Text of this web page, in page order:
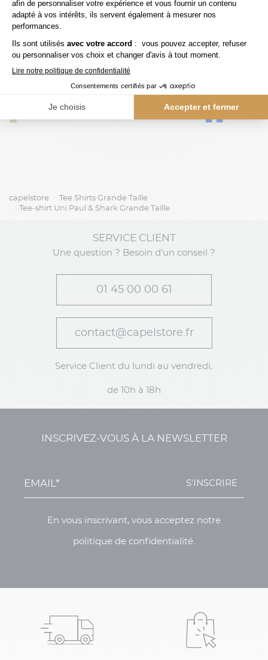
Tee-Shirt Uni Grande Taille Beige
39,00 € tommy hilfiger
capelstore
Tee Shirts Grande Taille
Tee-shirt Uni Paul & Shark Grande Taille
SERVICE CLIENT
Une question ? Besoin d'un conseil ?
01 45 00 00 61
contact@capelstore.fr
Service Client du lundi au vendredi,
de 10h à 18h
INSCRIVEZ-VOUS À LA NEWSLETTER
S'INSCRIRE
En vous inscrivant, vous acceptez notre
politique de confidentialité.